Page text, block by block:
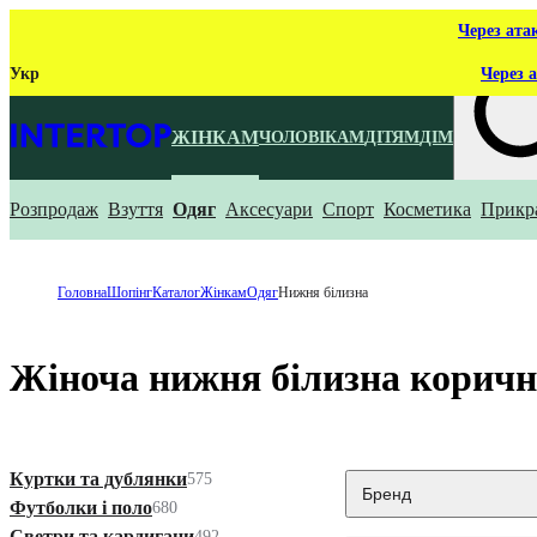
Через
Укр Через
ЖІНКАМЧОЛОВІКАМДІТЯМДІМ
Що ти
Розпродаж Взуття Одяг Аксесуари Спорт Косметика
ГоловнаШопінгКаталогЖінкамОдягНижня білизна
Жіноча нижня білизна
Куртки та дублянки575
Футболки і поло680
Бренд